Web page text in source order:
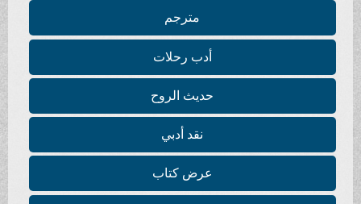
مترجم
أدب رحلات
حديث الروح
نقد أدبي
عرض كتاب